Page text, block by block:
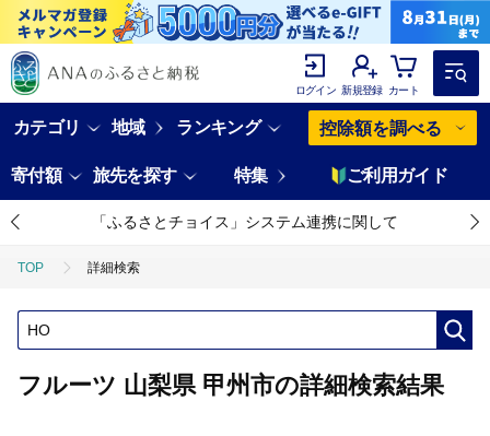
ログイン 新規登録 カート
カテゴリ 地域 ランキング 控除額を調べる
寄付額 旅先を探す 特集 ご利用ガイド
「ふるさとチョイス」システム連携に関して
TOP 詳細検索
フルーツ 山梨県 甲州市の詳細検索結果